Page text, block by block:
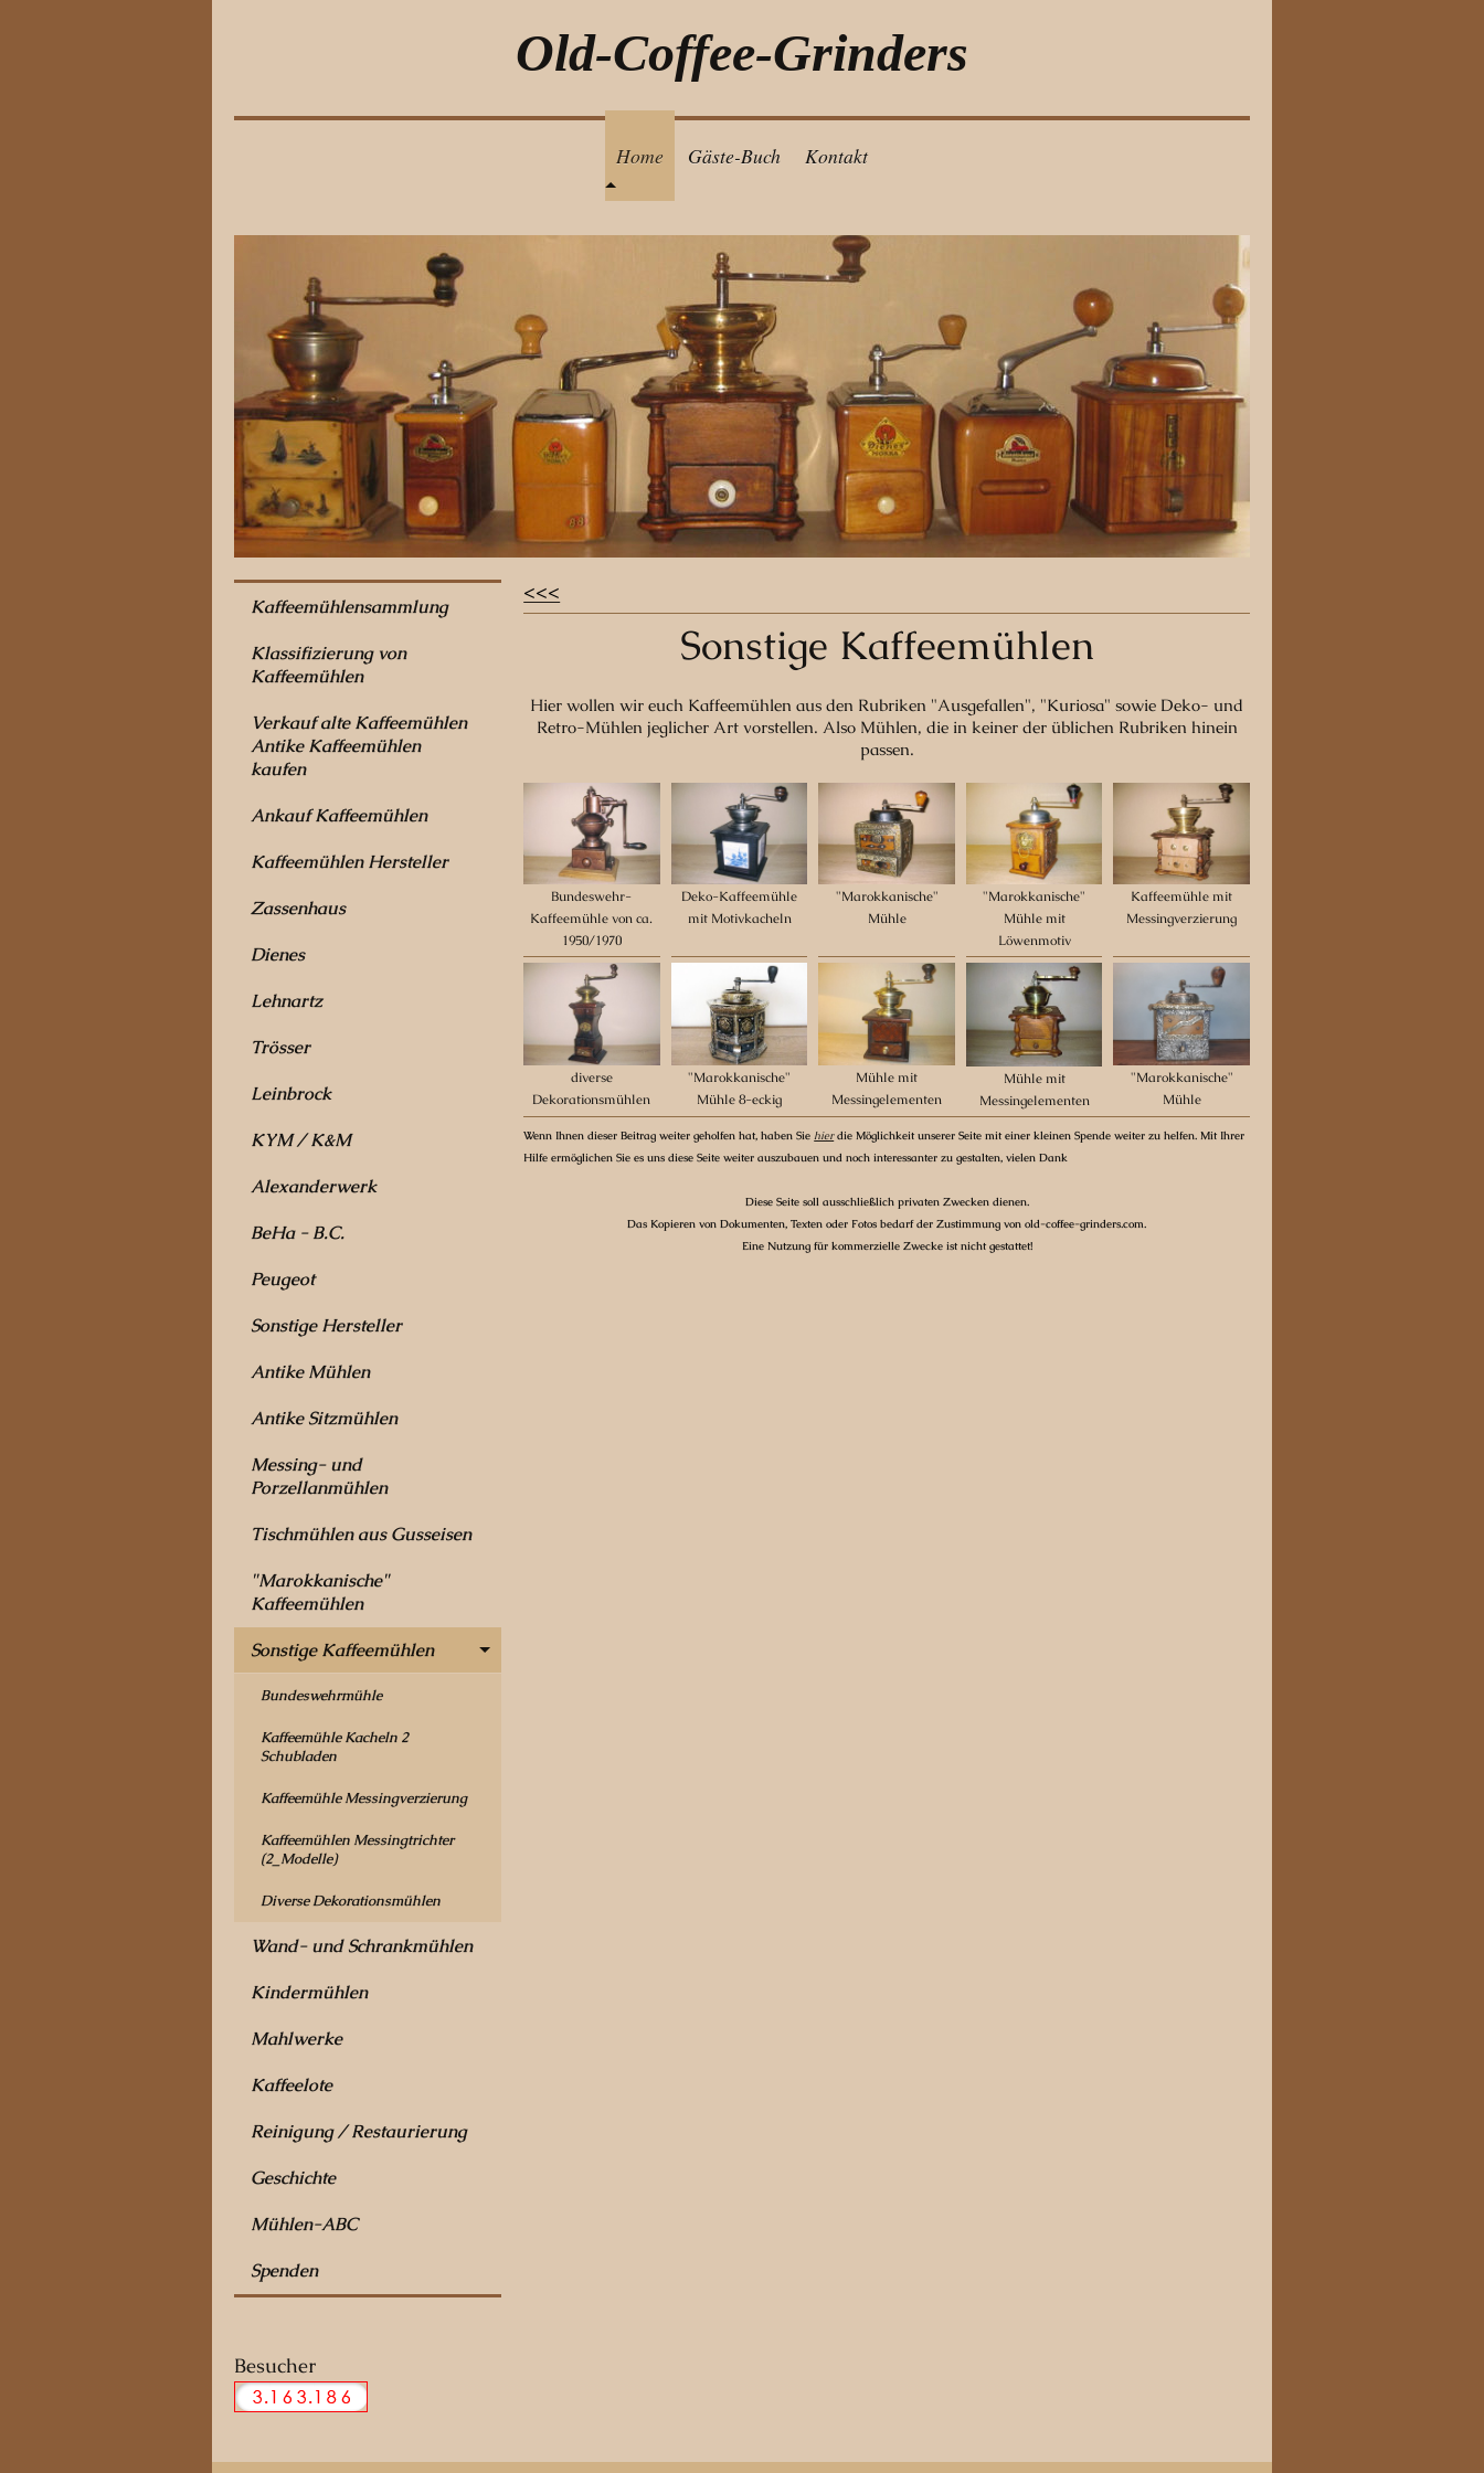
Old-Coffee-Grinders
Home Gäste-Buch Kontakt
<<<
Sonstige Kaffeemühlen
Hier wollen wir euch Kaffeemühlen aus den Rubriken "Ausgefallen", "Kuriosa" sowie Deko- und
Retro-Mühlen jeglicher Art vorstellen. Also Mühlen, die in keiner der üblichen Rubriken hinein
passen.
Bundeswehr-
Kaffeemühle von ca.
1950/1970
diverse
Dekorationsmühlen
Deko-Kaffeemühle
mit Motivkacheln
"Marokkanische"
Mühle 8-eckig
"Marokkanische"
Mühle
Mühle mit
Messingelementen
"Marokkanische"
Mühle mit
Löwenmotiv
Mühle mit
Messingelementen
Kaffeemühle mit
Messingverzierung
"Marokkanische"
Mühle
Wenn Ihnen dieser Beitrag weiter geholfen hat, haben Siehierdie Möglichkeit unserer Seite mit einer kleinen Spende weiter zu helfen. Mit Ihrer
Hilfe ermöglichen Sie es uns diese Seite weiter auszubauen und noch interessanter zu gestalten, vielen Dank
Diese Seite soll ausschließlich privaten Zwecken dienen.
Das Kopieren von Dokumenten, Texten oder Fotos bedarf der Zustimmung von old-coffee-grinders.com.
Eine Nutzung für kommerzielle Zwecke ist nicht gestattet!
Kaffeemühlensammlung
Klassifizierung von
Kaffeemühlen
Verkauf alte Kaffeemühlen
Antike Kaffeemühlen
kaufen
Ankauf Kaffeemühlen
Kaffeemühlen Hersteller
Zassenhaus
Dienes
Lehnartz
Trösser
Leinbrock
KYM / K&M
Alexanderwerk
BeHa - B.C.
Peugeot
Sonstige Hersteller
Antike Mühlen
Antike Sitzmühlen
Messing- und
Porzellanmühlen
Tischmühlen aus Gusseisen
"Marokkanische"
Kaffeemühlen
Sonstige Kaffeemühlen
Bundeswehrmühle
Kaffeemühle Kacheln 2
Schubladen
Kaffeemühle Messingverzierung
Kaffeemühlen Messingtrichter
(2_Modelle)
Diverse Dekorationsmühlen
Wand- und Schrankmühlen
Kindermühlen
Mahlwerke
Kaffeelote
Reinigung / Restaurierung
Geschichte
Mühlen-ABC
Spenden
Besucher